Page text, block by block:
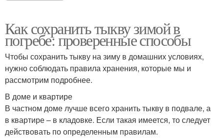
Как сохранить тыкву зимой в
погребе: проверенные способы
Чтобы сохранить тыкву на зиму в домашних условиях,
нужно соблюдать правила хранения, которые мы и
рассмотрим подробнее.
В доме и квартире
В частном доме лучше всего хранить тыкву в подвале, а
в квартире – в кладовке. Если такая имеется, то следует
действовать по определенным правилам.